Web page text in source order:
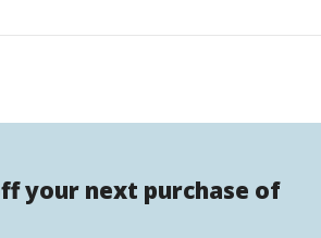
your next purchase of